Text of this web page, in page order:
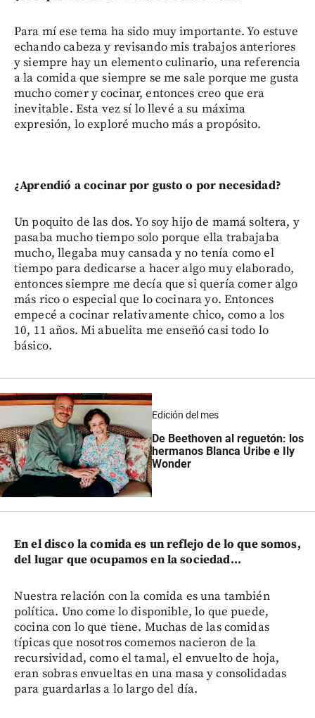
Para mí ese tema ha sido muy importante. Yo estuve
echando cabeza y revisando mis trabajos anteriores
y siempre hay un elemento culinario, una referencia
a la comida que siempre se me sale porque me gusta
mucho comer y cocinar, entonces creo que era
inevitable. Esta vez sí lo llevé a su máxima
expresión, lo exploré mucho más a propósito.
¿Aprendió a cocinar por gusto o por necesidad?
Un poquito de las dos. Yo soy hijo de mamá soltera, y
pasaba mucho tiempo solo porque ella trabajaba
mucho, llegaba muy cansada y no tenía como el
tiempo para dedicarse a hacer algo muy elaborado,
entonces siempre me decía que si quería comer algo
más rico o especial que lo cocinara yo. Entonces
empecé a cocinar relativamente chico, como a los
10, 11 años. Mi abuelita me enseñó casi todo lo
básico.
Edición del mes
De Beethoven al reguetón: los
hermanos Blanca Uribe e Ily
Wonder
En el disco la comida es un reflejo de lo que somos,
del lugar que ocupamos en la sociedad...
Nuestra relación con la comida es una también
política. Uno come lo disponible, lo que puede,
cocina con lo que tiene. Muchas de las comidas
típicas que nosotros comemos nacieron de la
recursividad, como el tamal, el envuelto de hoja,
eran sobras envueltas en una masa y consolidadas
para guardarlas a lo largo del día.